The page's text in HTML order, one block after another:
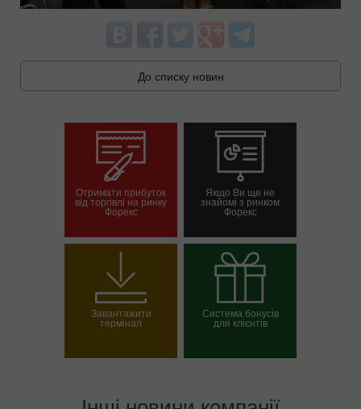
До списку новин
Отримати прибуток
від торгівлі на ринку
Форекс
рахунок
Якщо Ви ще не
знайомі з ринком
Форекс
Відкрити демо-
рахунок
Завантажити
термінал
Система бонусів
для клієнтів